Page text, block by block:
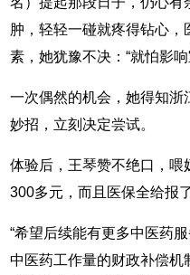
肿，轻轻一碰就疼得钻心，
素，她犹豫不决：“就怕影
一次偶然的机会，她得知浙
妙招，立刻决定尝试。
体验后，王琴赞不绝口，
300多元，而且医保全给报了
“希望后续能有更多中医药
中医药工作量的财政补偿